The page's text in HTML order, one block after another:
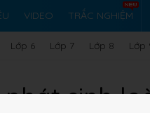
VIDEO TRẮC NGHIỆM
Lớp 6 Lớp 7 Lớp 8 Lớp
phát sinh